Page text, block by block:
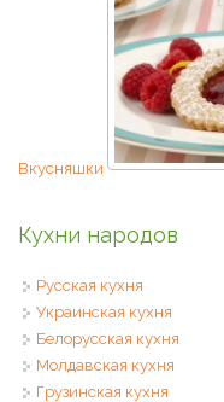
Вкусняшки
Кухни народов
Русская кухня
Украинская кухня
Белорусская кухня
Молдавская кухня
Грузинская кухня